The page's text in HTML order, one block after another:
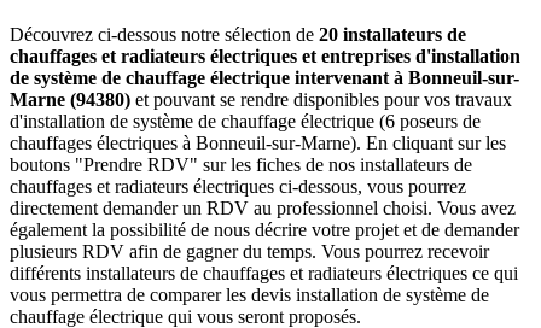
Découvrez ci-dessous notre sélection de 20 installateurs de
chauffages et radiateurs électriques et entreprises d'installation
de système de chauffage électrique intervenant à Bonneuil-sur-
Marne (94380) et pouvant se rendre disponibles pour vos travaux
d'installation de système de chauffage électrique (6 poseurs de
chauffages électriques à Bonneuil-sur-Marne). En cliquant sur les
boutons "Prendre RDV" sur les fiches de nos installateurs de
chauffages et radiateurs électriques ci-dessous, vous pourrez
directement demander un RDV au professionnel choisi. Vous avez
également la possibilité de nous décrire votre projet et de demander
plusieurs RDV afin de gagner du temps. Vous pourrez recevoir
différents installateurs de chauffages et radiateurs électriques ce qui
vous permettra de comparer les devis installation de système de
chauffage électrique qui vous seront proposés.